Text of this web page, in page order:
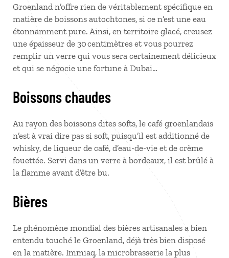
Groenland n’offre rien de véritablement spécifique en
matière de boissons autochtones, si ce n’est une eau
étonnamment pure. Ainsi, en territoire glacé, creusez
une épaisseur de 30 centimètres et vous pourrez
remplir un verre qui vous sera certainement délicieux
et qui se négocie une fortune à Dubai…
Boissons chaudes
Au rayon des boissons dites softs, le café groenlandais
n’est à vrai dire pas si soft, puisqu’il est additionné de
whisky, de liqueur de café, d’eau-de-vie et de crème
fouettée. Servi dans un verre à bordeaux, il est brûlé à
la flamme avant d’être bu.
Bières
Le phénomène mondial des bières artisanales a bien
entendu touché le Groenland, déjà très bien disposé
en la matière. Immiaq, la microbrasserie la plus